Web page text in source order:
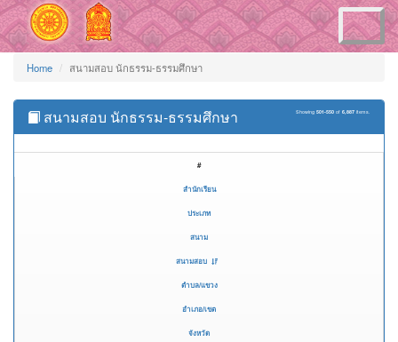
Toggle
navigation
Home สนามสอบ นักธรรม-ธรรมศึกษา
Showing 501-550 of 6,887 items.
สนามสอบ นักธรรม-ธรรมศึกษา
#
สำนักเรียน
ประเภท
สนาม
สนามสอบ
ตำบล/แขวง
อำเภอ/เขต
จังหวัด